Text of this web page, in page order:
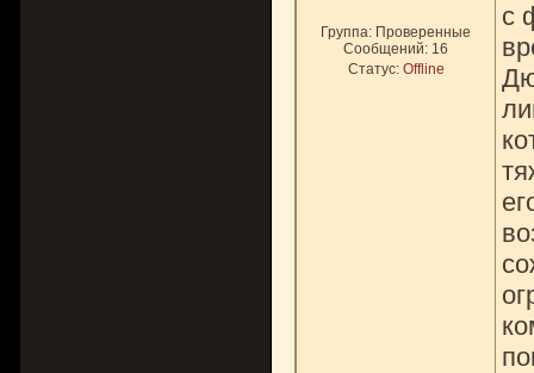
Группа: Проверенные
Сообщений: 16
Статус: Offline
с